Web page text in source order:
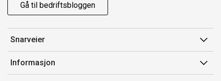
Gå til bedriftsbloggen
Snarveier
Min side
Ordreoversikt
Informasjon